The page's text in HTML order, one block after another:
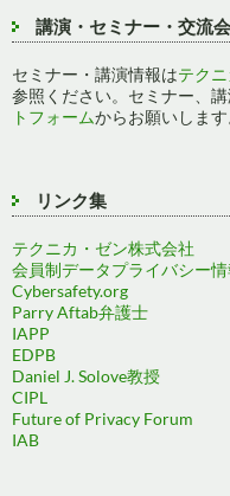
講演・セミナー・交流
セミナー・講演情報はテク
参照ください。セミナー、
トフォームからお願いします
リンク集
テクニカ・ゼン株式会社
会員制データプライバシー情
Cybersafety.org
Parry Aftab弁護士
IAPP
EDPB
Daniel J. Solove教授
CIPL
Future of Privacy Forum
IAB